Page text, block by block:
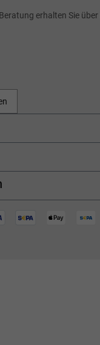
erhalten Sie über